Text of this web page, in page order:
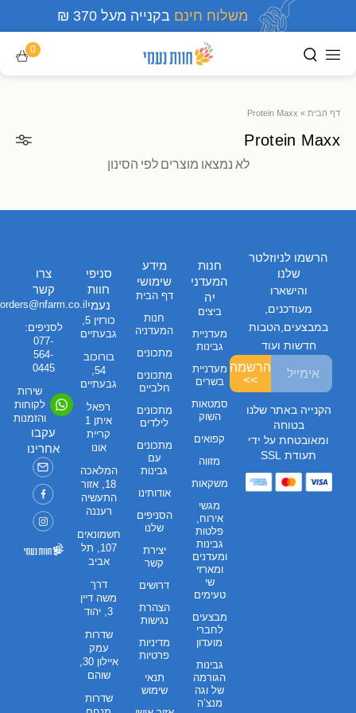
משלוח חינם בקנייה מעל 370 ₪
0
דף הבית »
Protein Maxx
Protein Maxx
לא נמצאו מוצרים לפי הסינון
חנות
המעדני
יה
ביצים
מעדניית
גבינות
מעדניית
בשרים
סמטאות
השוק
קפואים
מזווה
משקאות
מגשי
אירוח,
פלטות
גבינות
ומעדנים
ומארזי
שי
טעימים
מבצעים
לחברי
מועדון
גבינות
הגורמה
של וגה
מנצ’ה
מידע
שימושי
דף הבית
חנות
המעדניה
מתכונים
מתכונים
חלביים
מתכונים
לילדים
מתכונים
עם
גבינות
אודותינו
הסניפים
שלנו
יצירת
קשר
דרושים
הצהרת
נגישות
מדיניות
פרטיות
תנאי
שימוש
סניפי
חוות
נעמי
כורזין 5,
גבעתיים
בורוכוב
54,
גבעתיים
רפאל
איתן 1
קריית
אונו
המלאכה
18, אזור
התעשיה
רעננה
חשמונאים
107, תל
אביב
דרך
משה דיין
3, יהוד
שדרות
עמק
איילון 30,
שוהם
שדרות
צרו
קשר
orders@nfarm.co.il
לסניפים:
077-
564-
0445
שירות
לקוחות
והזמנות
עקבו
אחרינו
הרשמו לניוזלטר
שלנו
והישארו
מעודכנים,
במבצעים,הטבות
חדשות ועוד
הרשמה
>>
הקנייה באתר שלנו
בטוחה
ומאובטחת על ידי
תעודת SSL